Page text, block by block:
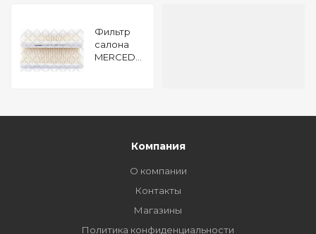
Фильтр
салона
MERCEDES
Компания
О компании
Контакты
Магазины
Политика конфиденциальности